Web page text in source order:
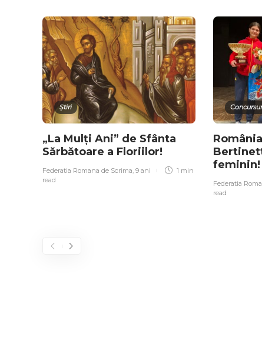
Știri
„La Mulți Ani” de Sfânta
Sărbătoare a Floriilor!
Federatia Romana de Scrima, 9 ani
1 min
read
feminin!
Federatia
read